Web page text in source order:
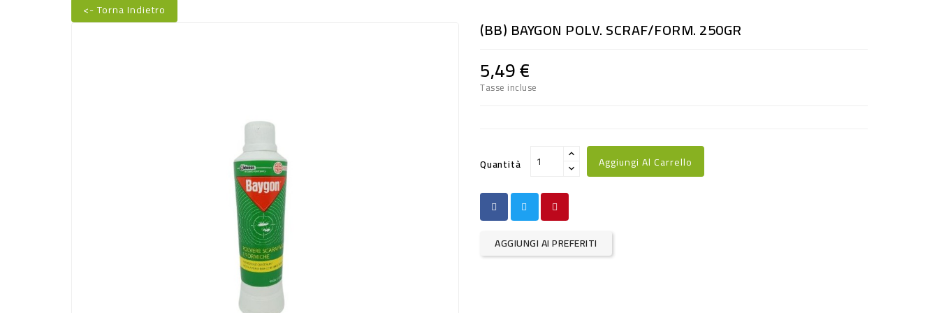
<- Torna Indietro
(BB) BAYGON POLV. SCRAF/FORM. 250GR
5,49 €
Tasse incluse
Quantità Aggiungi Al Carrello
AGGIUNGI AI PREFERITI